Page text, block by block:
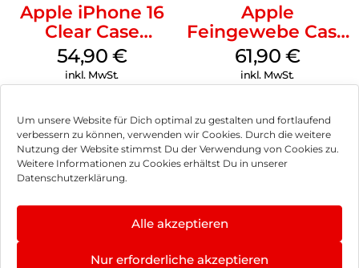
Um unsere Website für Dich optimal zu gestalten und fortlaufend
verbessern zu können, verwenden wir Cookies. Durch die weitere
Nutzung der Website stimmst Du der Verwendung von Cookies zu.
Weitere Informationen zu Cookies erhältst Du in unserer
Datenschutzerklärung.
Alle akzeptieren
Nur erforderliche akzeptieren
Apple iPhone 16
Clear Case
MagSafe
Transparent
54,90 €
inkl. MwSt.
Apple
Feingewebe Case
iPhone 15 Pro
MagSafe Schwarz
61,90 €
inkl. MwSt.
Impressum